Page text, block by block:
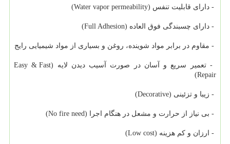
- دارای قابلیت تنفس (Water vapor permeability)
- دارای چسبندگی فوق العاده (Full Adhesion)
- مقاوم در برابر مواد شوینده، روغن و بسیاری از مواد شیمیایی رایج
- تعمیر سریع و آسان در صورت آسیب دیدن لایه (Easy & Fast
Repair)
- زیبا و تزئینی (Decorative)
- بی نیاز از حرارت و مشعل در هنگام اجرا (No fire need)
- ارزان و کم هزینه (Low cost)